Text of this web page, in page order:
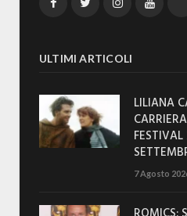
ULTIMI ARTICOLI
LILIANA
7 Agosto